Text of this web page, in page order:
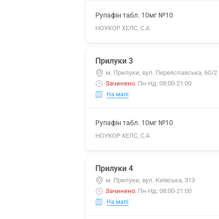
Рупафін табл. 10мг №10
НОУКОР ХЕЛС, С.А
Прилуки 3
м. Прилуки, вул. Переяславська, 60/2
Зачинено. Пн-Нд: 08:00-21:00
На мапі
Рупафін табл. 10мг №10
НОУКОР ХЕЛС, С.А
Прилуки 4
м. Прилуки, вул. Київська, 313
Зачинено. Пн-Нд: 08:00-21:00
На мапі